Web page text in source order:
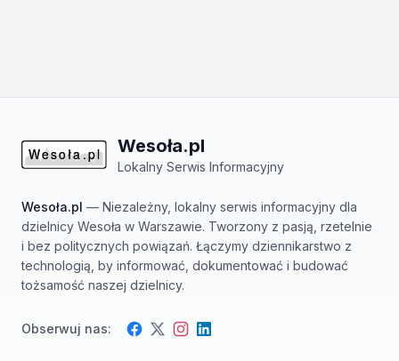
Wesoła.pl
Lokalny Serwis Informacyjny
Wesoła.pl — Niezależny, lokalny serwis informacyjny dla
dzielnicy Wesoła w Warszawie. Tworzony z pasją, rzetelnie
i bez politycznych powiązań. Łączymy dziennikarstwo z
technologią, by informować, dokumentować i budować
tożsamość naszej dzielnicy.
Obserwuj nas: Facebook
TwitterInstagram
LinkedIn